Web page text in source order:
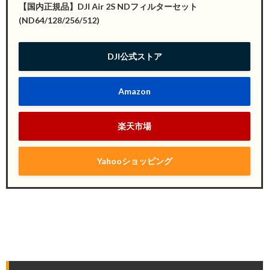
【国内正規品】DJI Air 2S NDフィルターセット
(ND64/128/256/512)
DJI公式ストア
Amazon
楽天市場
Yahooショッピング